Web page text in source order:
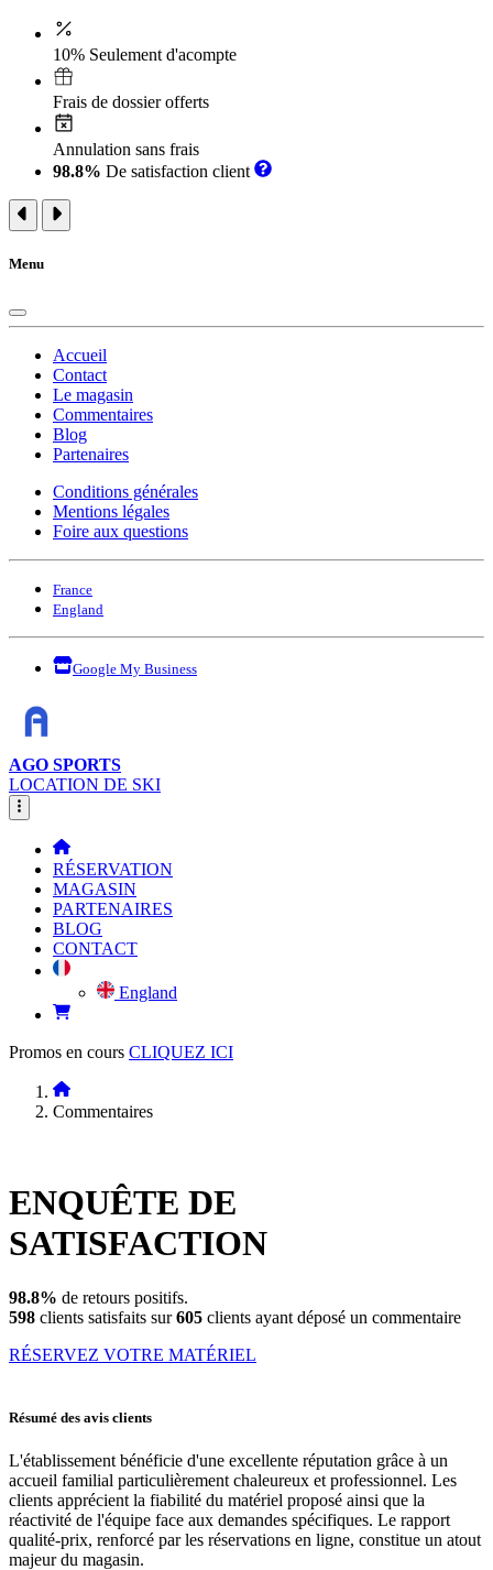
10% Seulement d'acompte
Frais de dossier offerts
Annulation sans frais
98.8% De satisfaction client
Menu
Accueil
Contact
Le magasin
Commentaires
Blog
Partenaires
Conditions générales
Mentions légales
Foire aux questions
France
England
Google My Business
AGO SPORTS
LOCATION DE SKI
RÉSERVATION
MAGASIN
PARTENAIRES
BLOG
CONTACT
England
Promos en cours CLIQUEZ ICI
Commentaires
ENQUÊTE DE
SATISFACTION
98.8% de retours positifs.
598 clients satisfaits sur605 clients ayant déposé un commentaire
RÉSERVEZ VOTRE MATÉRIEL
Résumé des avis clients
L'établissement bénéficie d'une excellente réputation grâce à un
accueil familial particulièrement chaleureux et professionnel. Les
clients apprécient la fiabilité du matériel proposé ainsi que la
réactivité de l'équipe face aux demandes spécifiques. Le rapport
qualité-prix, renforcé par les réservations en ligne, constitue un atout
majeur du magasin.